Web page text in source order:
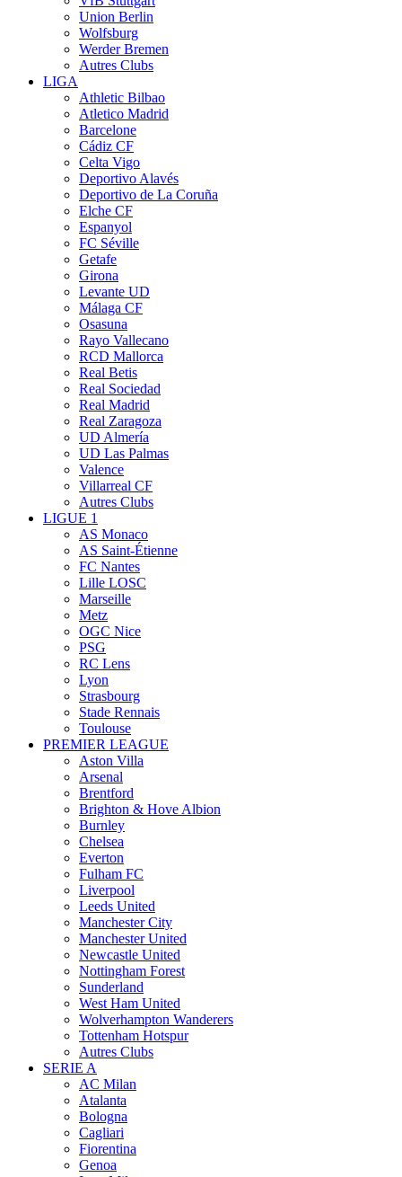
Union Berlin
Wolfsburg
Werder Bremen
Autres Clubs
LIGA
Athletic Bilbao
Atletico Madrid
Barcelone
Cádiz CF
Celta Vigo
Deportivo Alavés
Deportivo de La Coruña
Elche CF
Espanyol
FC Séville
Getafe
Girona
Levante UD
Málaga CF
Osasuna
Rayo Vallecano
RCD Mallorca
Real Betis
Real Sociedad
Real Madrid
Real Zaragoza
UD Almería
UD Las Palmas
Valence
Villarreal CF
Autres Clubs
LIGUE 1
AS Monaco
AS Saint-Étienne
FC Nantes
Lille LOSC
Marseille
Metz
OGC Nice
PSG
RC Lens
Lyon
Strasbourg
Stade Rennais
Toulouse
PREMIER LEAGUE
Aston Villa
Arsenal
Brentford
Brighton & Hove Albion
Burnley
Chelsea
Everton
Fulham FC
Liverpool
Leeds United
Manchester City
Manchester United
Newcastle United
Nottingham Forest
Sunderland
West Ham United
Wolverhampton Wanderers
Tottenham Hotspur
Autres Clubs
SERIE A
AC Milan
Atalanta
Bologna
Cagliari
Fiorentina
Genoa